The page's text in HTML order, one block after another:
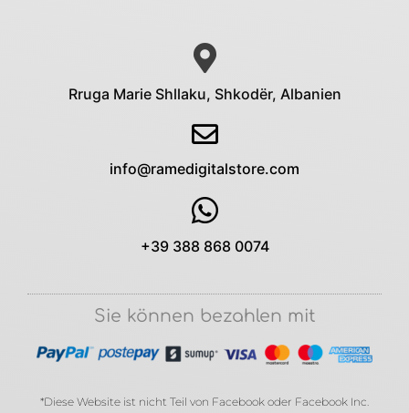
Rruga Marie Shllaku, Shkodër, Albanien
info@ramedigitalstore.com
+39 388 868 0074
Sie können bezahlen mit
*Diese Website ist nicht Teil von Facebook oder Facebook Inc.